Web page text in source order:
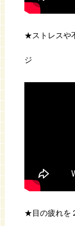
★ストレスや
ジ
★目の疲れを